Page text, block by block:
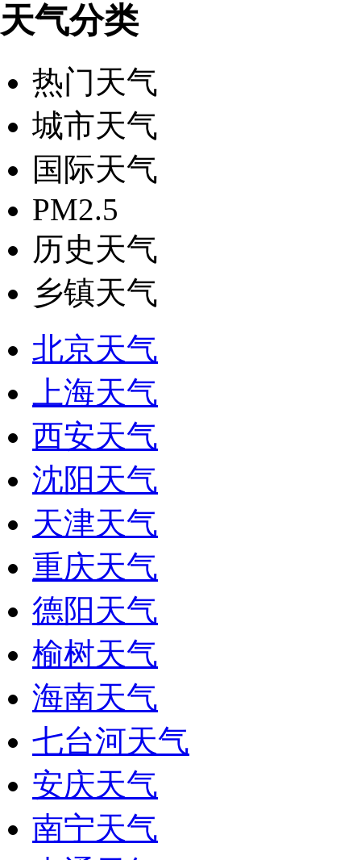
天气分类
热门天气
城市天气
国际天气
PM2.5
历史天气
乡镇天气
北京天气
上海天气
西安天气
沈阳天气
天津天气
重庆天气
德阳天气
榆树天气
海南天气
七台河天气
安庆天气
南宁天气